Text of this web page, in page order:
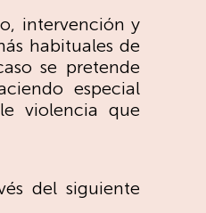
intervención y
habituales de
se pretende
especial
violencia que
del siguiente